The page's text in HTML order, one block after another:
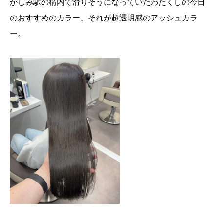
かしみ駅の構内で滑りそうになっていたわたくしの今日
のおすすめのカラー、それが超透明感のアッシュカラ
ー。